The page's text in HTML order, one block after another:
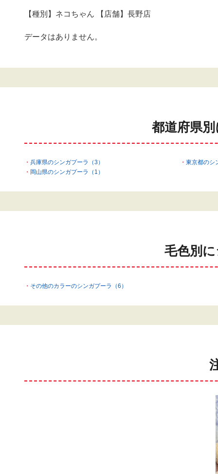
【種別】ネコちゃん 【店舗】長野店
データはありません。
都道府県
兵庫県のシンガプーラ（3）
東京都のシ
岡山県のシンガプーラ（1）
毛色別
その他のカラーのシンガプーラ（6）